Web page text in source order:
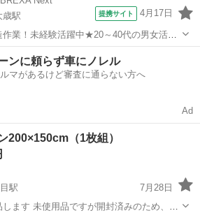
歳駅
提携サイト 4月17日
作業！未経験活躍中★20～40代の男女活躍
備品付きワンルーム寮費無料！赴任旅費会
対応可◎格安食堂利用可！年間休日135日
人気の工...
その他
ンに頼らず車にノレル
マがあるけど審査に通らない方へ
Ad
200×150cm（1枚組）
駅
7月28日
ます 未使用品ですが開封済みのため、理